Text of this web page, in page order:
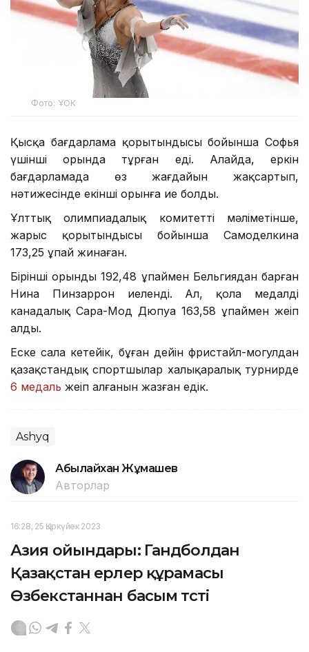
Фото: ҰОК
Қысқа бағдарлама қорытындысы бойынша Софья
үшінші орында тұрған еді. Алайда, еркін
бағдарламада өз жағдайын жақсартып,
нәтижесінде екінші орынға ие болды.
Ұлттық олимпиадалық комитеттің мәліметінше,
жарыс қорытындысы бойынша Самоделкина
173,25 ұпай жинаған.
Бірінші орынды 192,48 ұпаймен Бельгиядан барған
Нина Пинзаррон иеленді. Ал, қола медалді
канадалық Сара-Мод Дюпуа 163,58 ұпаймен жеңіп
алды.
Еске сала кетейік, бұған дейін фристайл-могулдан
қазақстандық спортшылар халықаралық турнирде
6 медаль жеңіп алғанын жазған едік.
Ashyq
Абылайхан Жұмашев
Авторлар
16:28, 25 Қыркүйек 2023
Азия ойындары: Гандболдан
Қазақстан ерлер құрамасы
Өзбекстаннан басым түсті